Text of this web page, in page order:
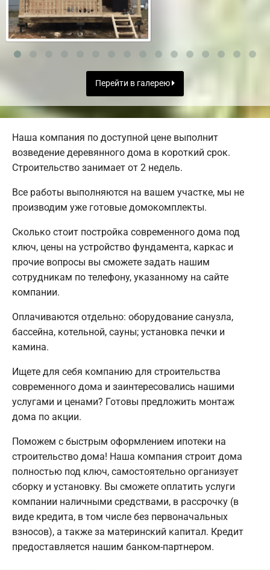
Перейти в галерею
Наша компания по доступной цене выполнит
возведение деревянного дома в короткий срок.
Строительство занимает от 2 недель.
Все работы выполняются на вашем участке, мы не
производим уже готовые домокомплекты.
Сколько стоит постройка современного дома под
ключ, цены на устройство фундамента, каркас и
прочие вопросы вы сможете задать нашим
сотрудникам по телефону, указанному на сайте
компании.
Оплачиваются отдельно: оборудование санузла,
бассейна, котельной, сауны; установка печки и
камина.
Ищете для себя компанию для строительства
современного дома и заинтересовались нашими
услугами и ценами? Готовы предложить монтаж
дома по акции.
Поможем с быстрым оформлением ипотеки на
строительство дома! Наша компания строит дома
полностью под ключ, самостоятельно организует
сборку и установку. Вы сможете оплатить услуги
компании наличными средствами, в рассрочку (в
виде кредита, в том числе без первоначальных
взносов), а также за материнский капитал. Кредит
предоставляется нашим банком-партнером.